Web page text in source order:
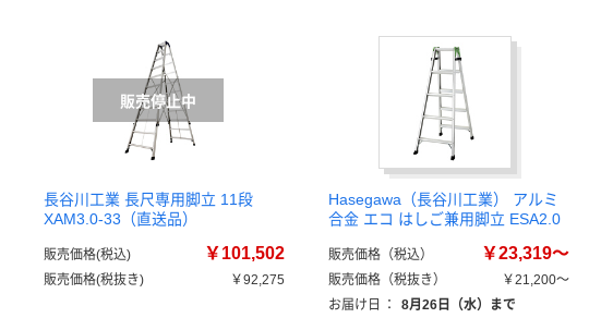
長谷川工業 長尺専用脚立 11段
XAM3.0-33（直送品）
販売価格(税込) ￥101,502
販売価格(税抜き) ￥92,275
Hasegawa（長谷川工業） アルミ
合金 エコ はしご兼用脚立 ESA2.0
販売価格（税込） ￥23,319～
販売価格（税抜き）
￥21,200～
お届け日
： 8月26日（水）まで